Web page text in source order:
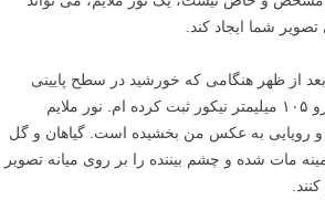
از پس زمینه جدا شده و بیننده ی تصویر، بر روی
چک سیبری پرنده ای زیبا که من در یک گندم
۲۰۰-۷۰ گرفته ام. فاصله زیاد سوژه از پس زمینه و نزدیک بودن
دوربین به سوژه و استفاده از فاصله کانونی ۲۰۰ میلیمتر باعث شده است تا
و چنین پس زمینه ماتی به دست بیاید.